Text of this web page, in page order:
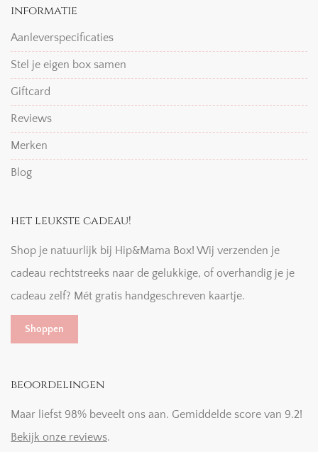
informatie
Aanleverspecificaties
Stel je eigen box samen
Giftcard
Reviews
Merken
Blog
het leukste cadeau!
Shop je natuurlijk bij Hip&Mama Box! Wij verzenden je
cadeau rechtstreeks naar de gelukkige, of overhandig je je
cadeau zelf? Mét gratis handgeschreven kaartje.
Shoppen
beoordelingen
Maar liefst 98% beveelt ons aan. Gemiddelde score van 9.2!
Bekijk onze reviews.